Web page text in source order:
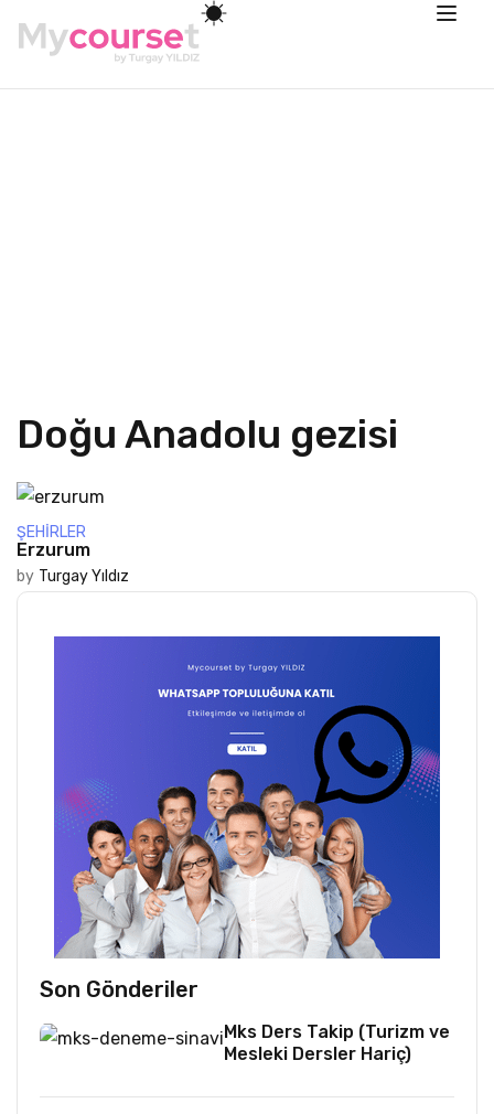
Doğu Anadolu gezisi
ŞEHIRLER
Erzurum
by Turgay Yıldız
Son Gönderiler
Mks Ders Takip (Turizm ve
Mesleki Dersler Hariç)